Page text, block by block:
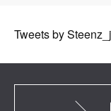
Tweets by